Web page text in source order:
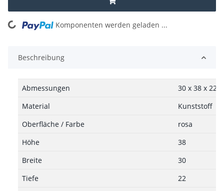
Loading... Komponenten werden geladen ...
Beschreibung
Abmessungen
30 x 38 x 22
Material
Kunststoff
Oberfläche / Farbe
rosa
Höhe
38
Breite
30
Tiefe
22